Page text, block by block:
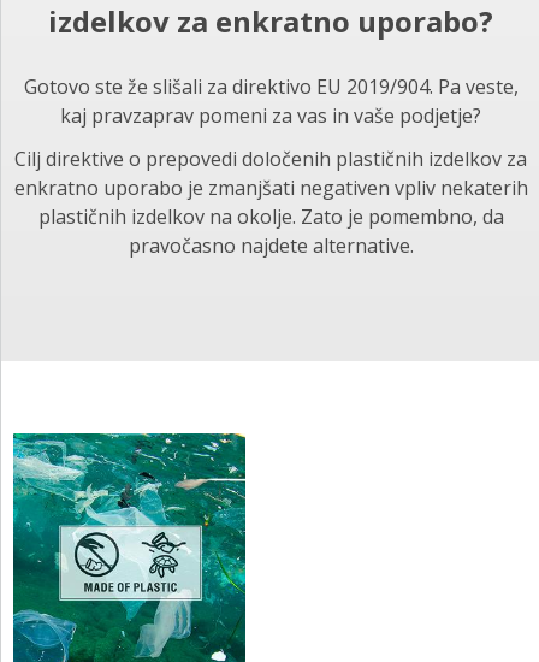
izdelkov za enkratno uporabo?
Gotovo ste že slišali za direktivo EU 2019/904. Pa veste,
kaj pravzaprav pomeni za vas in vaše podjetje?
Cilj direktive o prepovedi določenih plastičnih izdelkov za
enkratno uporabo je zmanjšati negativen vpliv nekaterih
plastičnih izdelkov na okolje. Zato je pomembno, da
pravočasno najdete alternative.